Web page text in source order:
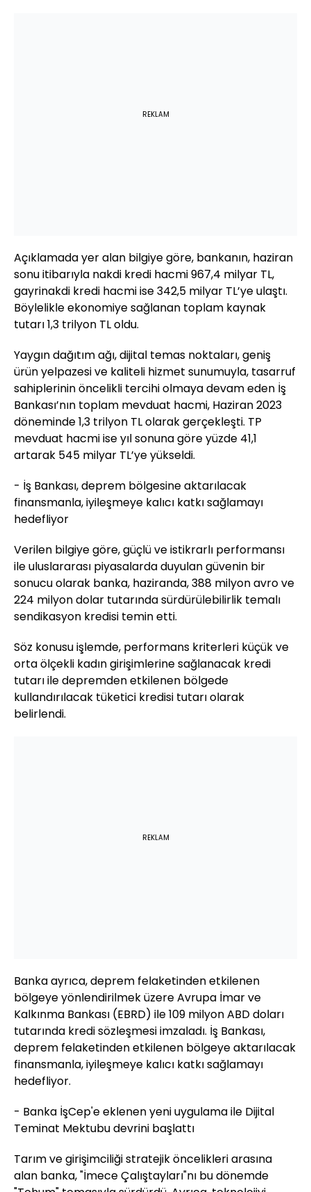
REKLAM
Açıklamada yer alan bilgiye göre, bankanın, haziran
sonu itibarıyla nakdi kredi hacmi 967,4 milyar TL,
gayrinakdi kredi hacmi ise 342,5 milyar TL’ye ulaştı.
Böylelikle ekonomiye sağlanan toplam kaynak
tutarı 1,3 trilyon TL oldu.
Yaygın dağıtım ağı, dijital temas noktaları, geniş
ürün yelpazesi ve kaliteli hizmet sunumuyla, tasarruf
sahiplerinin öncelikli tercihi olmaya devam eden İş
Bankası’nın toplam mevduat hacmi, Haziran 2023
döneminde 1,3 trilyon TL olarak gerçekleşti. TP
mevduat hacmi ise yıl sonuna göre yüzde 41,1
artarak 545 milyar TL’ye yükseldi.
- İş Bankası, deprem bölgesine aktarılacak
finansmanla, iyileşmeye kalıcı katkı sağlamayı
hedefliyor
Verilen bilgiye göre, güçlü ve istikrarlı performansı
ile uluslararası piyasalarda duyulan güvenin bir
sonucu olarak banka, haziranda, 388 milyon avro ve
224 milyon dolar tutarında sürdürülebilirlik temalı
sendikasyon kredisi temin etti.
Söz konusu işlemde, performans kriterleri küçük ve
orta ölçekli kadın girişimlerine sağlanacak kredi
tutarı ile depremden etkilenen bölgede
kullandırılacak tüketici kredisi tutarı olarak
belirlendi.
REKLAM
Banka ayrıca, deprem felaketinden etkilenen
bölgeye yönlendirilmek üzere Avrupa İmar ve
Kalkınma Bankası (EBRD) ile 109 milyon ABD doları
tutarında kredi sözleşmesi imzaladı. İş Bankası,
deprem felaketinden etkilenen bölgeye aktarılacak
finansmanla, iyileşmeye kalıcı katkı sağlamayı
hedefliyor.
- Banka İşCep'e eklenen yeni uygulama ile Dijital
Teminat Mektubu devrini başlattı
Tarım ve girişimciliği stratejik öncelikleri arasına
alan banka, "İmece Çalıştayları"nı bu dönemde